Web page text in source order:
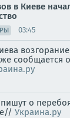
в Киеве
03:45
сообщается
о
Украина.ру